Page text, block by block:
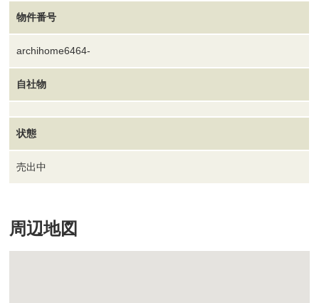
物件番号
archihome6464-
自社物
状態
売出中
周辺地図